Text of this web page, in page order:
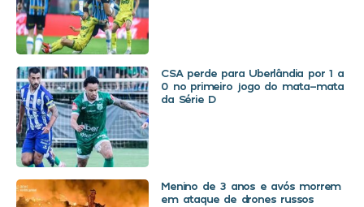
CSA perde para Uberlândia por 1 a
0 no primeiro jogo do mata-mata
da Série D
Menino de 3 anos e avós morrem
em ataque de drones russos